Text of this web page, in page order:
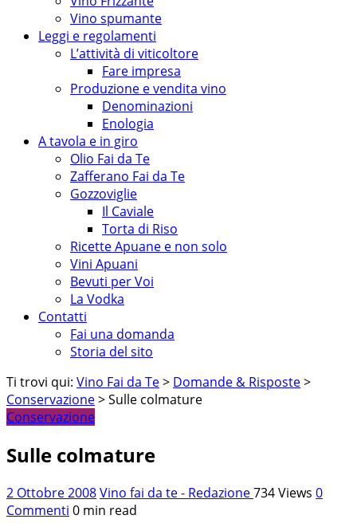
Vino spumante
Leggi e regolamenti
L’attività di viticoltore
Fare impresa
Produzione e vendita vino
Denominazioni
Enologia
A tavola e in giro
Olio Fai da Te
Zafferano Fai da Te
Gozzoviglie
Il Caviale
Torta di Riso
Ricette Apuane e non solo
Vini Apuani
Bevuti per Voi
La Vodka
Contatti
Fai una domanda
Storia del sito
Ti trovi qui: Vino Fai da Te> Domande & Risposte>
Conservazione> Sulle colmature
Conservazione
Sulle colmature
2 Ottobre 2008Vino fai da te - Redazione734 Views 0
Commenti 0 min read